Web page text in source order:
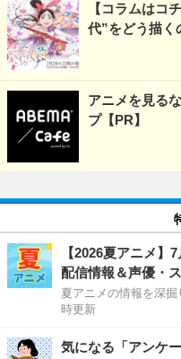
【コラムはコ
代”をどう描く
アニメを見る
プ【PR】
【2026夏アニメ】
配信情報＆声優・
夏アニメの情報を深
時更新
気になる「アンケ